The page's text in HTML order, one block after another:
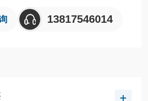
13817546014